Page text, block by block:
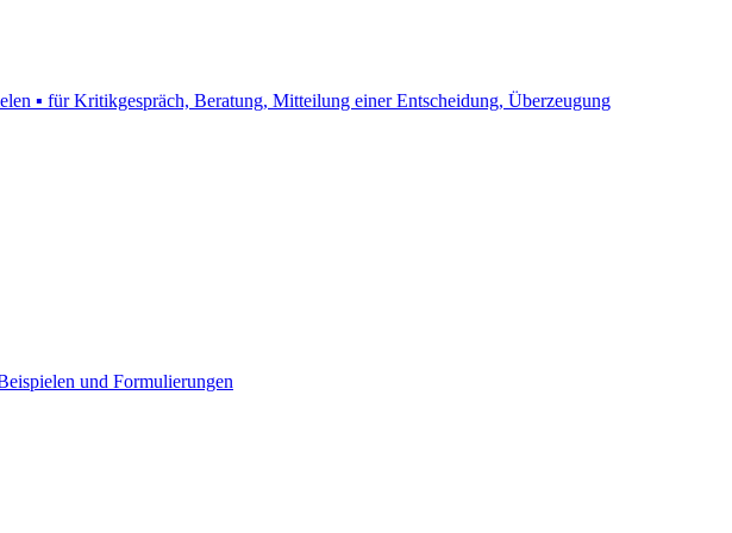
▪ für Kritikgespräch, Beratung, Mitteilung einer Entscheidung, Überzeugung
und Formulierungen